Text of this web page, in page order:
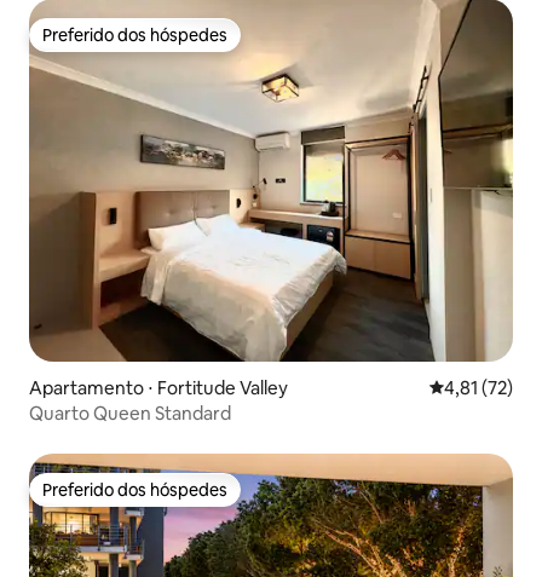
Preferido dos hóspedes
Preferido dos hóspedes
Apartamento ⋅ Fortitude Valley 4,81 de uma
4,81 (72)
Quarto Queen Standard
Preferido dos hóspedes
Preferido dos hóspedes